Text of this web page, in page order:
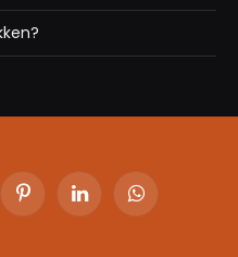
PinterestLinkedInWhatsApp